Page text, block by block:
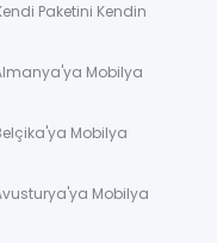
Paketini Kendin
Mobilya
Mobilya
Mobilya